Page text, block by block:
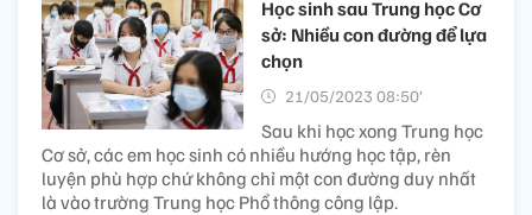
Học sinh sau Trung học Cơ
sở: Nhiều con đường để lựa
chọn
21/05/2023 08:50’
Sau khi học xong Trung học
Cơ sở, các em học sinh có nhiều hướng học tập, rèn
luyện phù hợp chứ không chỉ một con đường duy nhất
là vào trường Trung học Phổ thông công lập.